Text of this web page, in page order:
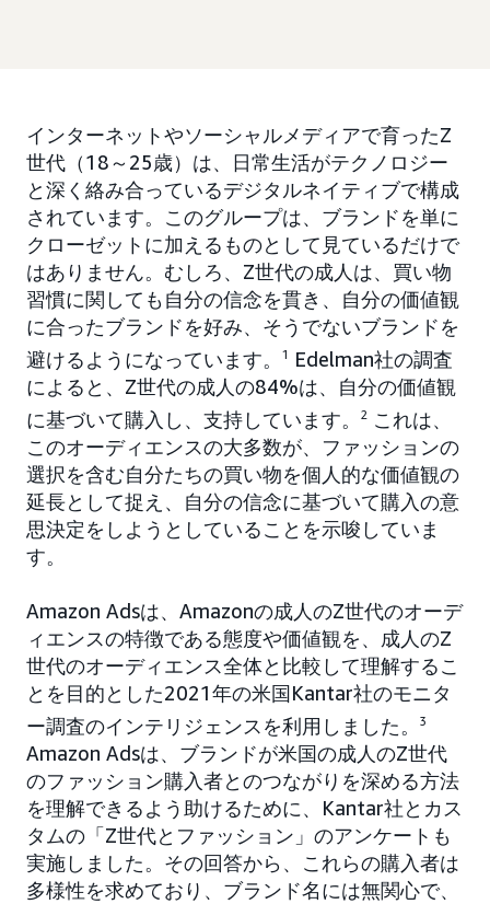
インターネットやソーシャルメディアで育ったZ
世代（18～25歳）は、日常生活がテクノロジー
と深く絡み合っているデジタルネイティブで構成
されています。このグループは、ブランドを単に
クローゼットに加えるものとして見ているだけで
はありません。むしろ、Z世代の成人は、買い物
習慣に関しても自分の信念を貫き、自分の価値観
に合ったブランドを好み、そうでないブランドを
避けるようになっています。
1
Edelman社の調査
によると、Z世代の成人の84%は、自分の価値観
に基づいて購入し、支持しています。
2
これは、
このオーディエンスの大多数が、ファッションの
選択を含む自分たちの買い物を個人的な価値観の
延長として捉え、自分の信念に基づいて購入の意
思決定をしようとしていることを示唆していま
す。
Amazon Adsは、Amazonの成人のZ世代のオーデ
ィエンスの特徴である態度や価値観を、成人のZ
世代のオーディエンス全体と比較して理解するこ
とを目的とした2021年の米国Kantar社のモニタ
ー調査のインテリジェンスを利用しました。
3
Amazon Adsは、ブランドが米国の成人のZ世代
のファッション購入者とのつながりを深める方法
を理解できるよう助けるために、Kantar社とカス
タムの「Z世代とファッション」のアンケートも
実施しました。その回答から、これらの購入者は
多様性を求めており、ブランド名には無関心で、